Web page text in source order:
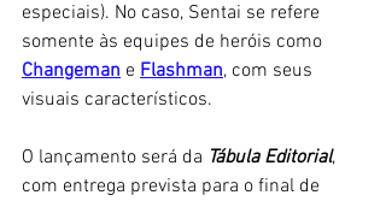
especiais). No caso, Sentai se refere
somente às equipes de heróis como
Changeman e Flashman, com seus
visuais característicos.
O lançamento será da Tábula Editorial,
com entrega prevista para o final de